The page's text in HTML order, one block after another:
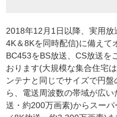
2018年12月1日以降、実用
4K＆8Kを同時配信)に備えて
BC453をBS放送、CS放送を
おります(大規模な集合住宅
ンテナと同じでサイズで円
ら、電送周波数の帯域が広
送・約200万画素)からスー